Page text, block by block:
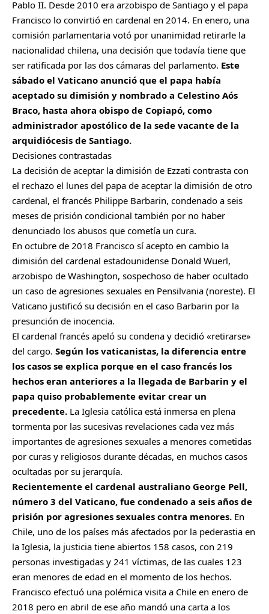
Pablo II. Desde 2010 era arzobispo de Santiago y el papa
Francisco lo convirtió en cardenal en 2014. En enero, una
comisión parlamentaria votó por unanimidad retirarle la
nacionalidad chilena, una decisión que todavía tiene que
ser ratificada por las dos cámaras del parlamento. Este
sábado el Vaticano anunció que el papa había
aceptado su dimisión y nombrado a Celestino Aós
Braco, hasta ahora obispo de Copiapó, como
administrador apostólico de la sede vacante de la
arquidiócesis de Santiago.
Decisiones contrastadas
La decisión de aceptar la dimisión de Ezzati contrasta con
el rechazo el lunes del papa de aceptar la dimisión de otro
cardenal, el francés Philippe Barbarin, condenado a seis
meses de prisión condicional también por no haber
denunciado los abusos que cometía un cura.
En octubre de 2018 Francisco sí acepto en cambio la
dimisión del cardenal estadounidense Donald Wuerl,
arzobispo de Washington, sospechoso de haber ocultado
un caso de agresiones sexuales en Pensilvania (noreste). El
Vaticano justificó su decisión en el caso Barbarin por la
presunción de inocencia.
El cardenal francés apeló su condena y decidió «retirarse»
del cargo. Según los vaticanistas, la diferencia entre
los casos se explica porque en el caso francés los
hechos eran anteriores a la llegada de Barbarin y el
papa quiso probablemente evitar crear un
precedente. La Iglesia católica está inmersa en plena
tormenta por las sucesivas revelaciones cada vez más
importantes de agresiones sexuales a menores cometidas
por curas y religiosos durante décadas, en muchos casos
ocultadas por su jerarquía.
Recientemente el cardenal australiano George Pell,
número 3 del Vaticano, fue condenado a seis años de
prisión por agresiones sexuales contra menores. En
Chile, uno de los países más afectados por la pederastia en
la Iglesia, la justicia tiene abiertos 158 casos, con 219
personas investigadas y 241 víctimas, de las cuales 123
eran menores de edad en el momento de los hechos.
Francisco efectuó una polémica visita a Chile en enero de
2018 pero en abril de ese año mandó una carta a los